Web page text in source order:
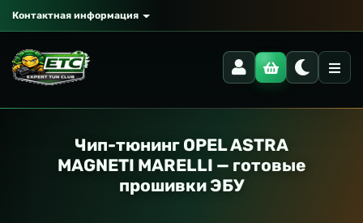
Контактная информация
Чип-тюнинг OPEL ASTRA
MAGNETI MARELLI — готовые
прошивки ЭБУ